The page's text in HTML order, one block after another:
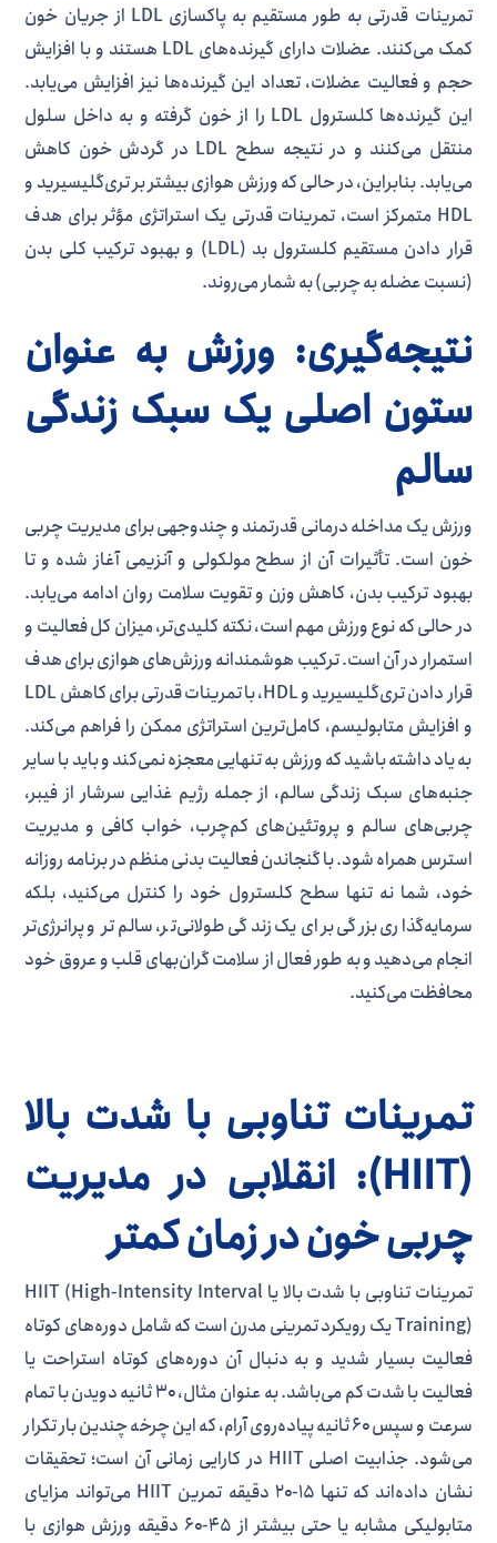
تمرینات قدرتی به طور مستقیم به پاکسازی LDL از جریان خون
کمک می‌کنند. عضلات دارای گیرنده‌های LDL هستند و با افزایش
حجم و فعالیت عضلات، تعداد این گیرنده‌ها نیز افزایش می‌یابد.
این گیرنده‌ها کلسترول LDL را از خون گرفته و به داخل سلول
منتقل می‌کنند و در نتیجه سطح LDL در گردش خون کاهش
می‌یابد. بنابراین، در حالی که ورزش هوازی بیشتر بر تری‌گلیسیرید و
HDL متمرکز است، تمرینات قدرتی یک استراتژی مؤثر برای هدف
قرار دادن مستقیم کلسترول بد (LDL) و بهبود ترکیب کلی بدن
(نسبت عضله به چربی) به شمار می‌روند.
نتیجه‌گیری: ورزش به عنوان
ستون اصلی یک سبک زندگی
سالم
ورزش یک مداخله درمانی قدرتمند و چندوجهی برای مدیریت چربی
خون است. تأثیرات آن از سطح مولکولی و آنزیمی آغاز شده و تا
بهبود ترکیب بدن، کاهش وزن و تقویت سلامت روان ادامه می‌یابد.
در حالی که نوع ورزش مهم است، نکته کلیدی‌تر، میزان کل فعالیت و
استمرار در آن است. ترکیب هوشمندانه ورزش‌های هوازی برای هدف
قرار دادن تری‌گلیسیرید و HDL، با تمرینات قدرتی برای کاهش LDL
و افزایش متابولیسم، کامل‌ترین استراتژی ممکن را فراهم می‌کند.
به یاد داشته باشید که ورزش به تنهایی معجزه نمی‌کند و باید با سایر
جنبه‌های سبک زندگی سالم، از جمله رژیم غذایی سرشار از فیبر،
چربی‌های سالم و پروتئین‌های کم‌چرب، خواب کافی و مدیریت
استرس همراه شود. با گنجاندن فعالیت بدنی منظم در برنامه روزانه
خود، شما نه تنها سطح کلسترول خود را کنترل می‌کنید، بلکه
سرمایه‌گذاری بزرگی برای یک زندگی طولانی‌تر، سالم‌تر و پرانرژی‌تر
انجام می‌دهید و به طور فعال از سلامت گران‌بهای قلب و عروق خود
محافظت می‌کنید.
تمرینات تناوبی با شدت بالا
(HIIT): انقلابی در مدیریت
چربی خون در زمان کمتر
تمرینات تناوبی با شدت بالا یا HIIT (High-Intensity Interval
Training) یک رویکرد تمرینی مدرن است که شامل دوره‌های کوتاه
فعالیت بسیار شدید و به دنبال آن دوره‌های کوتاه استراحت یا
فعالیت با شدت کم می‌باشد. به عنوان مثال، ۳۰ ثانیه دویدن با تمام
سرعت و سپس ۶۰ ثانیه پیاده‌روی آرام، که این چرخه چندین بار تکرار
می‌شود. جذابیت اصلی HIIT در کارایی زمانی آن است؛ تحقیقات
نشان داده‌اند که تنها ۱۵-۲۰ دقیقه تمرین HIIT می‌تواند مزایای
متابولیکی مشابه یا حتی بیشتر از ۴۵-۶۰ دقیقه ورزش هوازی با